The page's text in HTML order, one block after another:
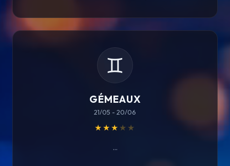
♊
GÉMEAUX
21/05 - 20/06
★★★ ★★
...